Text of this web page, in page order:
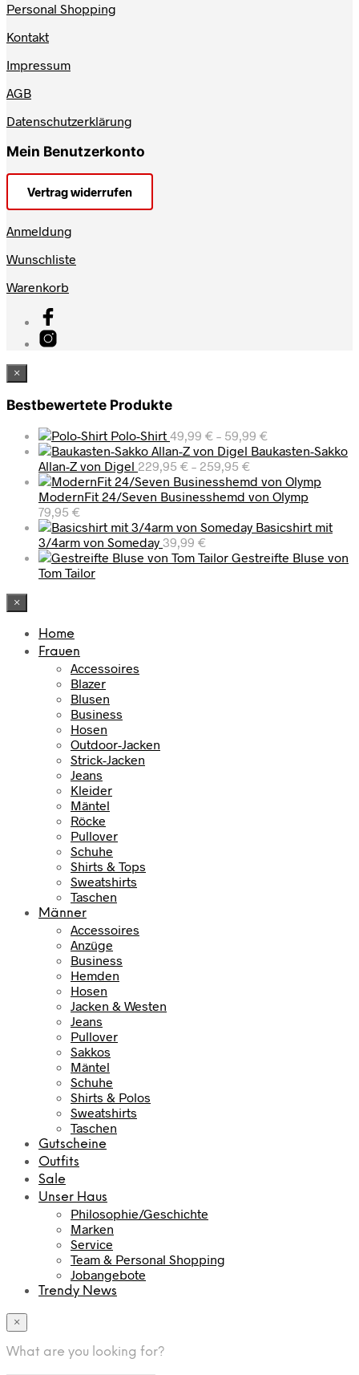
Personal Shopping
Kontakt
Impressum
AGB
Datenschutzerklärung
Mein Benutzerkonto
Vertrag widerrufen
Anmeldung
Wunschliste
Warenkorb
×
Bestbewertete Produkte
Polo-Shirt 49,99 € – 59,99 €
Baukasten-Sakko
Allan-Z von Digel 229,95 € – 259,95 €
ModernFit 24/Seven Businesshemd von Olymp
79,95 €
Basicshirt mit
3/4arm von Someday 39,99 €
Gestreifte Bluse von
Tom Tailor
×
Home
Frauen
Accessoires
Blazer
Blusen
Business
Hosen
Outdoor-Jacken
Strick-Jacken
Jeans
Kleider
Mäntel
Röcke
Pullover
Schuhe
Shirts & Tops
Sweatshirts
Taschen
Männer
Accessoires
Anzüge
Business
Hemden
Hosen
Jacken & Westen
Jeans
Pullover
Sakkos
Mäntel
Schuhe
Shirts & Polos
Sweatshirts
Taschen
Gutscheine
Outfits
Sale
Unser Haus
Philosophie/Geschichte
Marken
Service
Team & Personal Shopping
Jobangebote
Trendy News
×
What are you looking for?